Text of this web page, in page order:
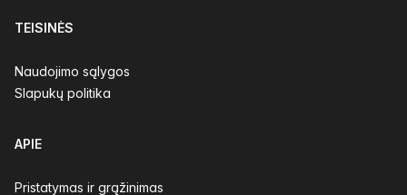
TEISINĖS
Naudojimo sąlygos
Slapukų politika
APIE
Pristatymas ir grąžinimas